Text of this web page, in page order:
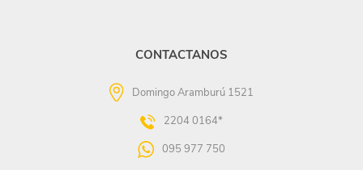
CONTACTANOS
Domingo Aramburú 1521
2204 0164*
095 977 750